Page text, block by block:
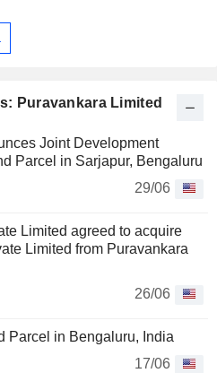
Puravankara Limited
Joint Development
Parcel in Sarjapur, Bengaluru
29/06
Limited agreed to acquire
Limited from Puravankara
26/06
Parcel in Bengaluru, India
17/06